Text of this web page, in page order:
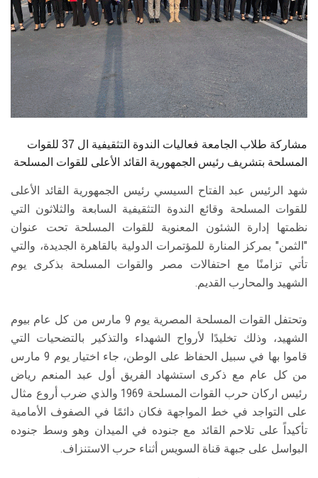
الموظفون
الزائـرون
سجل الان
مشاركة طلاب الجامعة فعاليات الندوة التثقيفية ال 37 للقوات
المسلحة بتشريف رئيس الجمهورية القائد الأعلى للقوات المسلحة
شهد الرئيس عبد الفتاح السيسي رئيس الجمهورية القائد الأعلى
للقوات المسلحة وقائع الندوة التثقيفية السابعة والثلاثون التي
نظمتها إدارة الشئون المعنوية للقوات المسلحة تحت عنوان
"الثمن" بمركز المنارة للمؤتمرات الدولية بالقاهرة الجديدة، والتي
تأتي تزامنًا مع احتفالات مصر والقوات المسلحة بذكرى يوم
الشهيد والمحارب القديم.
وتحتفل القوات المسلحة المصرية يوم 9 مارس من كل عام بيوم
الشهيد، وذلك تخليدًا لأرواح الشهداء والتذكير بالتضحيات التي
قاموا بها في سبيل الحفاظ على الوطن، جاء اختيار يوم 9 مارس
من كل عام مع ذكرى استشهاد الفريق أول عبد المنعم رياض
رئيس اركان حرب القوات المسلحة 1969 والذي ضرب أروع مثال
على التواجد في خط المواجهة فكان دائمًا في الصفوف الأمامية
تأكيداً على تلاحم القائد مع جنوده في الميدان وهو وسط جنوده
البواسل على جبهة قناة السويس أثناء حرب الاستنزاف.